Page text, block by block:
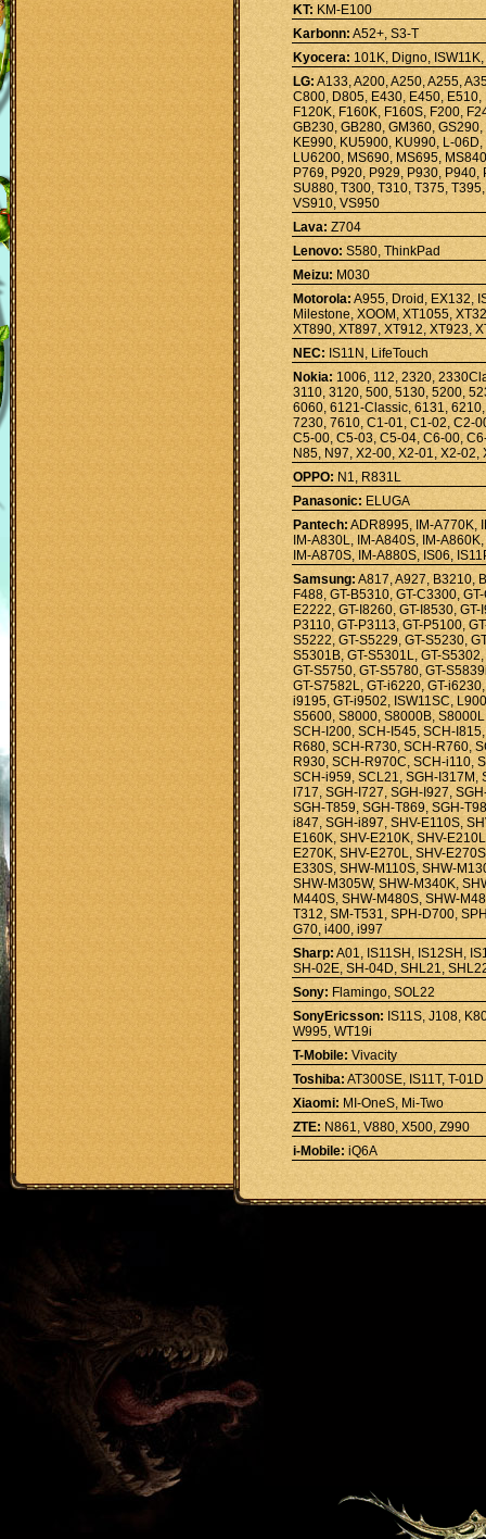
KT: KM-E100
Karbonn: A52+, S3-T
Kyocera: 101K, Digno,
LG: A133, A200, A250, A255,
C800, D805, E430, E450,
F120K, F160K, F160S, F200,
GB230, GB280, GM360,
KE990, KU5900, KU990, L-
LU6200, MS690, MS695,
P769, P920, P929, P930,
SU880, T300, T310, T375,
VS910, VS950
Lava: Z704
Lenovo: S580, ThinkPad
Meizu: M030
Motorola: A955, Droid, EX132,
Milestone, XOOM, XT1055,
XT890, XT897, XT912, XT923,
NEC: IS11N, LifeTouch
Nokia: 1006, 112, 2320,
3110, 3120, 500, 5130, 5200,
6060, 6121-Classic, 6131,
7230, 7610, C1-01, C1-02, C2-
C5-00, C5-03, C5-04, C6-00,
N85, N97, X2-00, X2-01, X2-
OPPO: N1, R831L
Panasonic: ELUGA
Pantech: ADR8995, IM-A770K,
IM-A830L, IM-A840S, IM-
IM-A870S, IM-A880S, IS06,
Samsung: A817, A927, B3210,
F488, GT-B5310, GT-C3300,
E2222, GT-I8260, GT-I8530,
P3110, GT-P3113, GT-P5100,
S5222, GT-S5229, GT-S5230,
S5301B, GT-S5301L, GT-
GT-S5750, GT-S5780, GT-
GT-S7582L, GT-i6220, GT-
i9195, GT-i9502, ISW11SC,
S5600, S8000, S8000B,
SCH-I200, SCH-I545, SCH-
R680, SCH-R730, SCH-R760,
R930, SCH-R970C, SCH-i110,
SCH-i959, SCL21, SGH-I317M,
I717, SGH-I727, SGH-I927,
SGH-T859, SGH-T869, SGH-
i847, SGH-i897, SHV-E110S,
E160K, SHV-E210K, SHV-
E270K, SHV-E270L, SHV-
E330S, SHW-M110S, SHW-
SHW-M305W, SHW-M340K,
M440S, SHW-M480S, SHW-
T312, SM-T531, SPH-D700,
G70, i400, i997
Sharp: A01, IS11SH, IS12SH,
SH-02E, SH-04D, SHL21,
Sony: Flamingo, SOL22
SonyEricsson: IS11S, J108,
W995, WT19i
T-Mobile: Vivacity
Toshiba: AT300SE, IS11T, T-01D
Xiaomi: MI-OneS, Mi-Two
ZTE: N861, V880, X500, Z990
i-Mobile: iQ6A